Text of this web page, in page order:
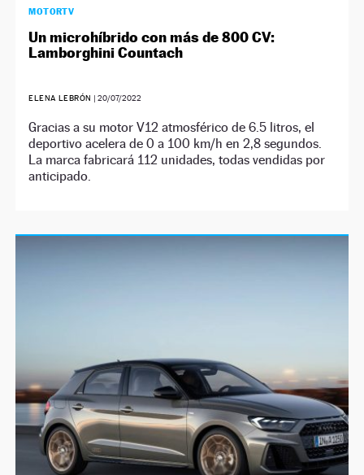
MOTORTV
Un microhíbrido con más de 800 CV:
Lamborghini Countach
ELENA LEBRÓN |20/07/2022
Gracias a su motor V12 atmosférico de 6.5 litros, el
deportivo acelera de 0 a 100 km/h en 2,8 segundos.
La marca fabricará 112 unidades, todas vendidas por
anticipado.